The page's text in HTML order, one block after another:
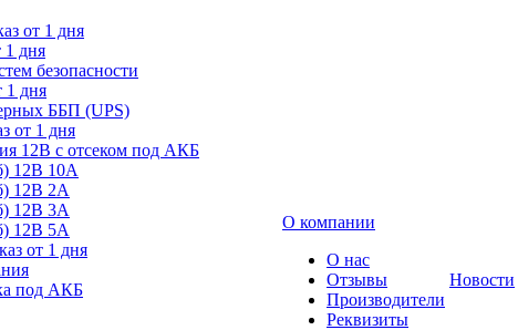
от 1 дня
1 дня
безопасности
1 дня
ББП (UPS)
от 1 дня
12В с отсеком под АКБ
12В 10А
12В 2А
12В 3А
12В 5А
от 1 дня
под АКБ
О компании
О нас
Отзывы
Производители
Реквизиты
Новости